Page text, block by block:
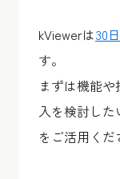
kViewerは30
す。
まずは機能
入を検討し
をご活用くだ